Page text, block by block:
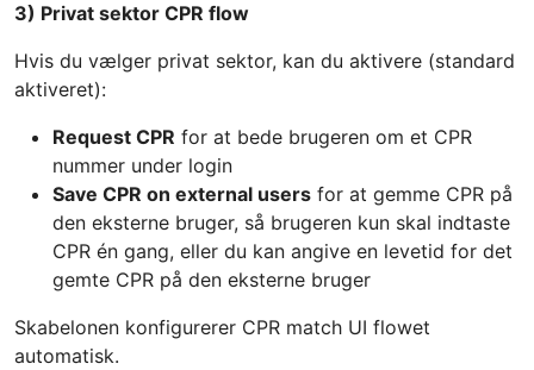
3) Privat sektor CPR flow
Hvis du vælger privat sektor, kan du aktivere (standard
aktiveret):
Request CPR for at bede brugeren om et CPR
nummer under login
Save CPR on external users for at gemme CPR på
den eksterne bruger, så brugeren kun skal indtaste
CPR én gang, eller du kan angive en levetid for det
gemte CPR på den eksterne bruger
Skabelonen konfigurerer CPR match UI flowet
automatisk.